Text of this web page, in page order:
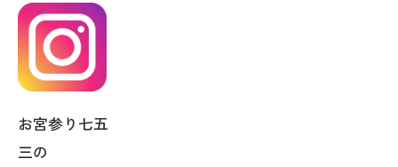
お宮参り七五
三の